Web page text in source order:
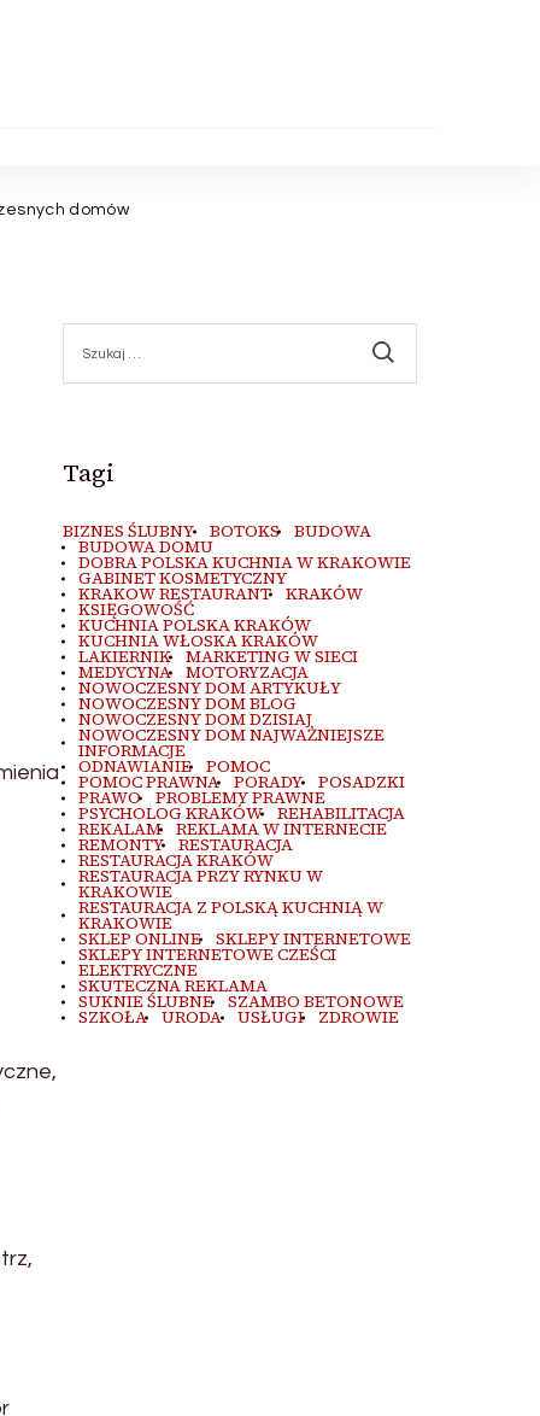
domów
Tagi
BIZNES ŚLUBNY BOTOKS BUDOWA
BUDOWA DOMU
DOBRA POLSKA KUCHNIA W KRAKOWIE
GABINET KOSMETYCZNY
KRAKOW RESTAURANT KRAKÓW
KSIĘGOWOŚĆ
KUCHNIA POLSKA KRAKÓW
KUCHNIA WŁOSKA KRAKÓW
LAKIERNIK MARKETING W SIECI
MEDYCYNA MOTORYZACJA
NOWOCZESNY DOM ARTYKUŁY
NOWOCZESNY DOM BLOG
NOWOCZESNY DOM DZISIAJ
NOWOCZESNY DOM NAJWAŻNIEJSZE
INFORMACJE
ODNAWIANIE POMOC
POMOC PRAWNA PORADY POSADZKI
PRAWO PROBLEMY PRAWNE
PSYCHOLOG KRAKÓW REHABILITACJA
REKALAM REKLAMA W INTERNECIE
REMONTY RESTAURACJA
RESTAURACJA KRAKÓW
RESTAURACJA PRZY RYNKU W
KRAKOWIE
RESTAURACJA Z POLSKĄ KUCHNIĄ W
KRAKOWIE
SKLEP ONLINE SKLEPY INTERNETOWE
SKLEPY INTERNETOWE CZEŚCI
ELEKTRYCZNE
SKUTECZNA REKLAMA
SUKNIE ŚLUBNE SZAMBO BETONOWE
SZKOŁA URODA USŁUGI ZDROWIE